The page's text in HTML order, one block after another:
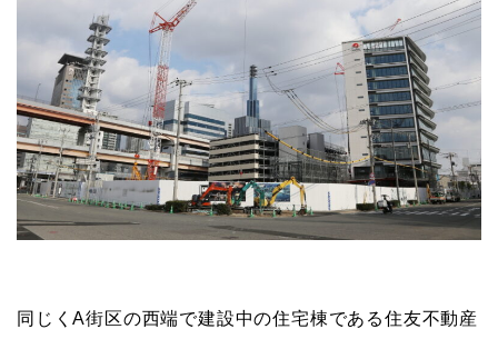
同じくA街区の西端で建設中の住宅棟である住友不動産